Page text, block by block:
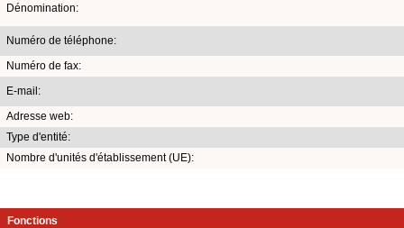
Dénomination:
Numéro de téléphone:
Numéro de fax:
E-mail:
Adresse web:
Type d'entité:
Nombre d'unités d'établissement (UE):
Fonctions